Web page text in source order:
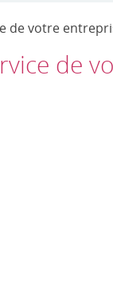
de votre
de